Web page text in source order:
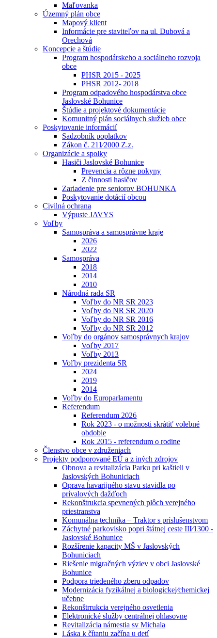
Maľovanka
Územný plán obce
Mapový klient
Informácie pre staviteľov na ul. Dubová a
Orechová
Koncepcie a štúdie
Program hospodárskeho a sociálneho rozvoja
obce
PHSR 2015 - 2025
PHSR 2012- 2018
Program odpadového hospodárstva obce
Jaslovské Bohunice
Štúdie a projektové dokumentácie
Komunitný plán sociálnych služieb obce
Poskytovanie informácií
Sadzobník poplatkov
Zákon č. 211⁄2000 Z.z.
Organizácie a spolky
Hasiči Jaslovské Bohunice
Prevencia a rôzne pokyny
Z činnosti hasičov
Zariadenie pre seniorov BOHUNKA
Poskytovanie dotácií obcou
Civilná ochrana
Výpuste JAVYS
Voľby
Samospráva a samosprávne kraje
2026
2022
Samospráva
2018
2014
2010
Národná rada SR
Voľby do NR SR 2023
Voľby do NR SR 2020
Voľby do NR SR 2016
Voľby do NR SR 2012
Voľby do orgánov samosprávnych krajov
Voľby 2017
Voľby 2013
Voľby prezidenta SR
2024
2019
2014
Voľby do Europarlamentu
Referendum
Referendum 2026
Rok 2023 - o možnosti skrátiť volebné
obdobie
Rok 2015 - referendum o rodine
Členstvo obce v združeniach
Projekty podporované EÚ a z iných zdrojov
Obnova a revitalizácia Parku pri kaštieli v
Jaslovských Bohuniciach
Oprava havarijného stavu stavidla po
prívalových dažďoch
Rekonštrukcia spevnených plôch verejného
priestranstva
Komunálna technika – Traktor s príslušenstvom
Záchytné parkovisko popri štátnej ceste III⁄1300 -
Jaslovské Bohunice
Rozšírenie kapacity MŠ v Jaslovských
Bohuniciach
Riešenie migračných výziev v obci Jaslovské
Bohunice
Podpora triedeného zberu odpadov
Modernizácia fyzikálnej a biologickej⁄chemickej
učebne
Rekonštrrukcia verejného osvetlenia
Elektronické služby centrálnej ohlasovne
Revitalizácia námestia sv Michala
Láska k čítaniu začína u detí